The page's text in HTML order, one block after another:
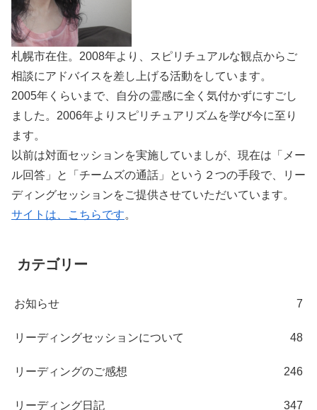
札幌市在住。2008年より、スピリチュアルな観点からご
相談にアドバイスを差し上げる活動をしています。
2005年くらいまで、自分の霊感に全く気付かずにすごし
ました。2006年よりスピリチュアリズムを学び今に至り
ます。
以前は対面セッションを実施していましが、現在は「メー
ル回答」と「チームズの通話」という２つの手段で、リー
ディングセッションをご提供させていただいています。
サイトは、こちらです。
カテゴリー
お知らせ 7
リーディングセッションについて 48
リーディングのご感想 246
リーディング日記 347